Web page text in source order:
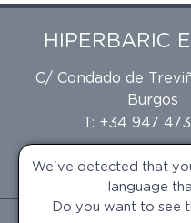
We've detected that
language
Do you want to see
HIPERBARIC
C/ Condado de
Burgos
T: +34 947